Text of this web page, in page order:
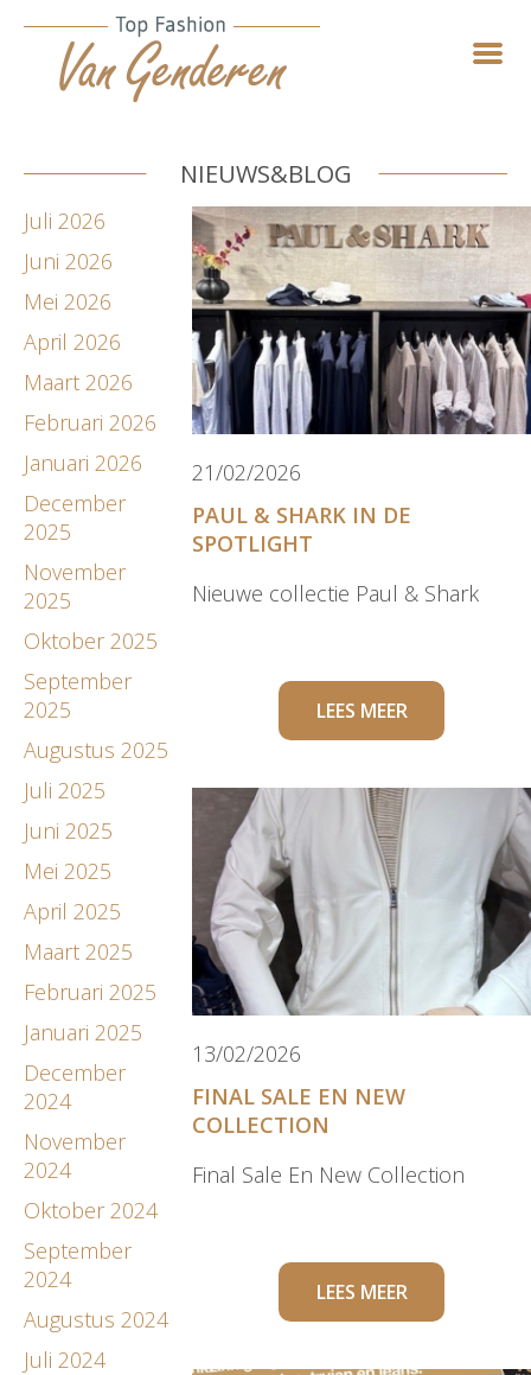
NIEUWS&BLOG
Juli 2026
Juni 2026
Mei 2026
April 2026
Maart 2026
Februari 2026
Januari 2026
December
2025
November
2025
Oktober 2025
September
2025
Augustus 2025
Juli 2025
Juni 2025
Mei 2025
April 2025
Maart 2025
Februari 2025
Januari 2025
December
2024
November
2024
Oktober 2024
September
2024
Augustus 2024
Juli 2024
21/02/2026
PAUL & SHARK IN DE
SPOTLIGHT
Nieuwe collectie Paul & Shark
LEES MEER
13/02/2026
FINAL SALE EN NEW
COLLECTION
Final Sale En New Collection
LEES MEER